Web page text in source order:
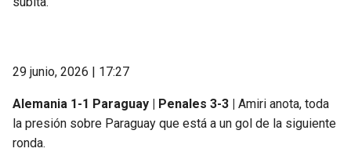
29 junio, 2026 | 17:27
Alemania 1-1 Paraguay | Penales 3-3 |
Amiri anota, toda
la presión sobre Paraguay que está a un gol de la siguiente
ronda.